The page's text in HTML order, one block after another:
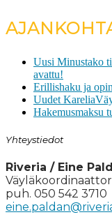
Uusi Minustako
avattu!
Erillishaku ja
Uudet
Hakemusmaksu
Yhteystiedot
Riveria / Eine
puh. 050 542 3710